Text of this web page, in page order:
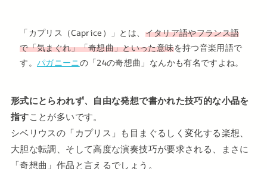
「カプリス（Caprice）」とは、 イタリア語やフランス語
で「気まぐれ」「奇想曲」といった意味を持つ音楽用語で
す。 パガニーニの「24の奇想曲」なんかも有名ですよね。
形式にとらわれず、自由な発想で書かれた技巧的な小品を
指すことが多いです。
シベリウスの「カプリス」も目まぐるしく変化する楽想、
大胆な転調、そして高度な演奏技巧が要求される、まさに
「奇想曲」作品と言えるでしょう。